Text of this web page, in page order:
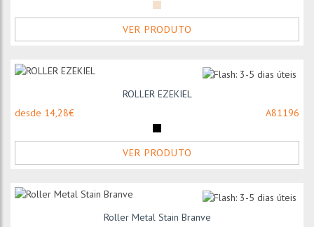
VER PRODUTO
ROLLER EZEKIEL
desde 14,28€
A81196
VER PRODUTO
Roller Metal Stain Branve